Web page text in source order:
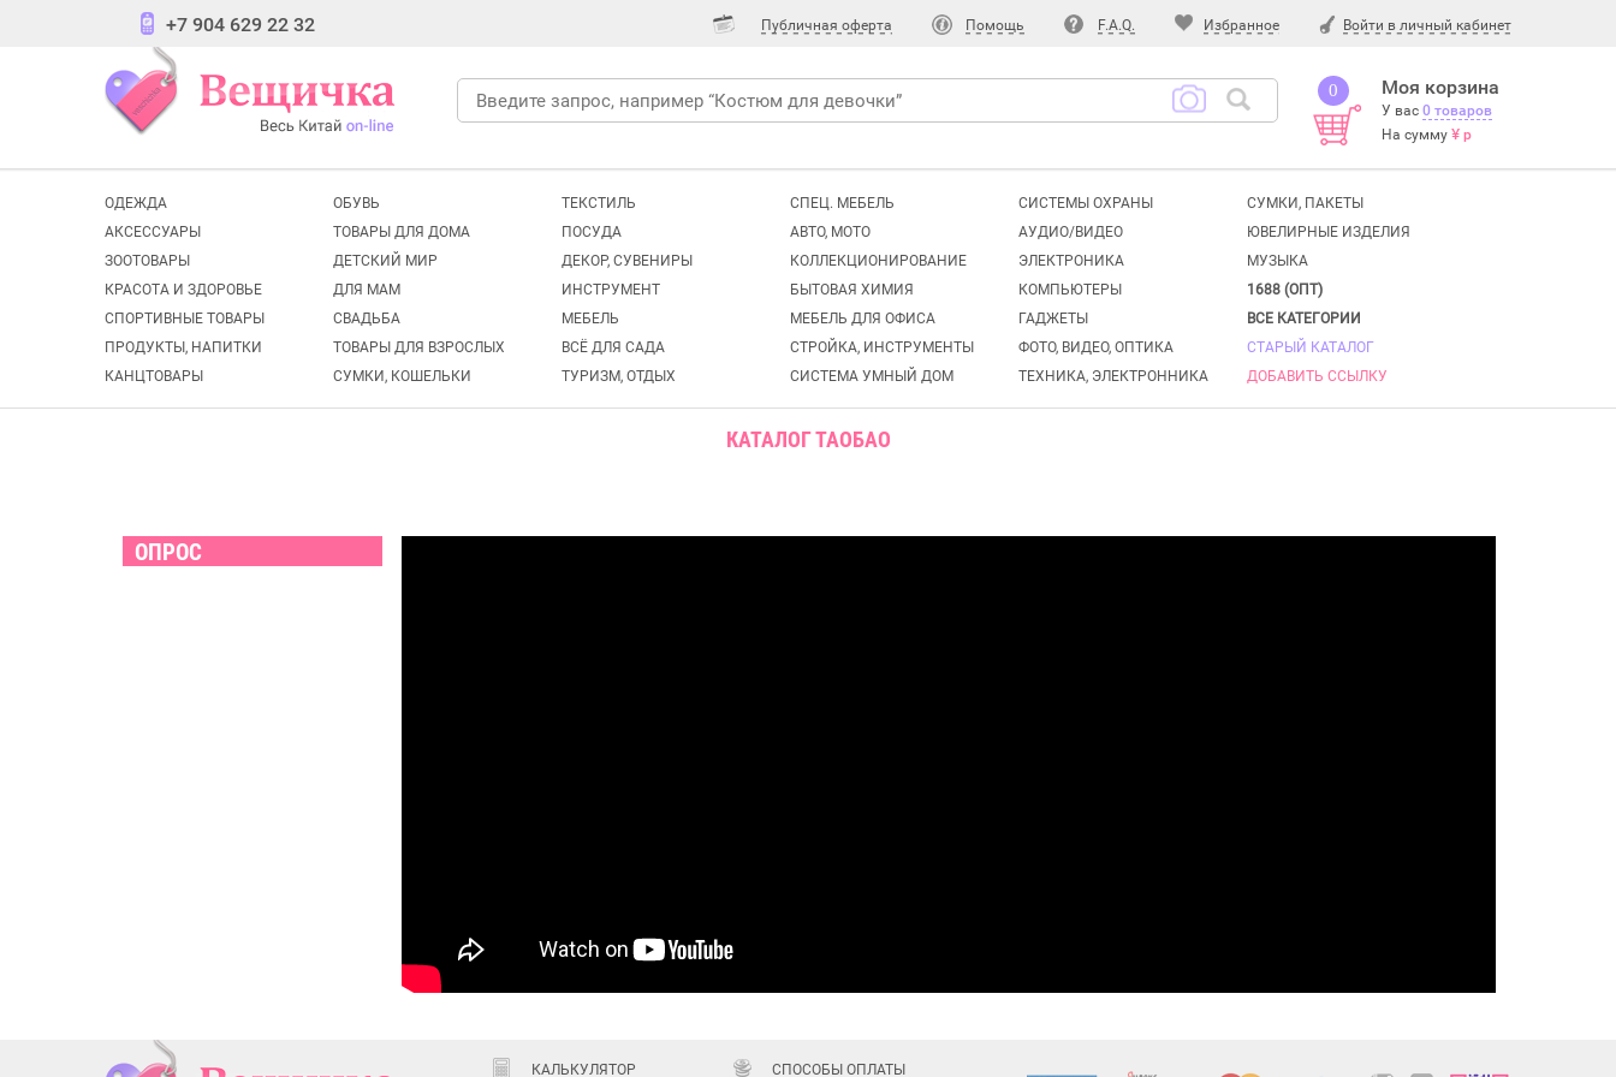
Публичная оферта Помощь F.A.Q. Избранное Войти в личный кабинет
+7 904 629 22 32
0 Моя корзина
У вас 0 товаров
На сумму ¥ р
ОДЕЖДА ОБУВЬ ТЕКСТИЛЬ СПЕЦ. МЕБЕЛЬ СИСТЕМЫ ОХРАНЫ
СУМКИ, ПАКЕТЫ
АКСЕССУАРЫ
ТОВАРЫ ДЛЯ ДОМА ПОСУДА АВТО, МОТО АУДИО/ВИДЕО
ЮВЕЛИРНЫЕ ИЗДЕЛИЯ
ЗООТОВАРЫ
ДЕТСКИЙ МИР ДЕКОР, СУВЕНИРЫ КОЛЛЕКЦИОНИРОВАНИЕ ЭЛЕКТРОНИКА
МУЗЫКА
КРАСОТА И ЗДОРОВЬЕ
ДЛЯ МАМ ИНСТРУМЕНТ БЫТОВАЯ ХИМИЯ КОМПЬЮТЕРЫ
1688 (ОПТ)
СПОРТИВНЫЕ ТОВАРЫ
СВАДЬБА МЕБЕЛЬ МЕБЕЛЬ ДЛЯ ОФИСА ГАДЖЕТЫ
ВСЕ КАТЕГОРИИ
ПРОДУКТЫ, НАПИТКИ
ТОВАРЫ ДЛЯ ВЗРОСЛЫХ ВСЁ ДЛЯ САДА СТРОЙКА, ИНСТРУМЕНТЫ ФОТО, ВИДЕО, ОПТИКА
СТАРЫЙ КАТАЛОГ
КАНЦТОВАРЫ
СУМКИ, КОШЕЛЬКИ ТУРИЗМ, ОТДЫХ СИСТЕМА УМНЫЙ ДОМ ТЕХНИКА, ЭЛЕКТРОННИКА ДОБАВИТЬ ССЫЛКУ
КАТАЛОГ ТАОБАО
ОПРОС
КАЛЬКУЛЯТОР СПОСОБЫ ОПЛАТЫ